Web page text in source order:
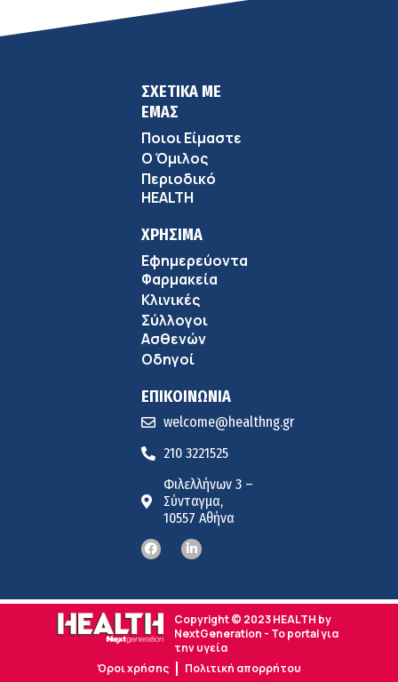
ΣΧΕΤΙΚΑ ΜΕ
ΕΜΑΣ
Ποιοι Είμαστε
Ο Όμιλος
Περιοδικό
HEALTH
ΧΡΗΣΙΜΑ
Εφημερεύοντα
Φαρμακεία
Κλινικές
Σύλλογοι
Ασθενών
Οδηγοί
ΕΠΙΚΟΙΝΩΝΙΑ
welcome@healthng.gr
210 3221525
Φιλελλήνων 3 –
Σύνταγμα,
10557 Αθήνα
Copyright © 2023 HEALTH by
NextGeneration - Το portal για
την υγεία
Όροι χρήσης
Πολιτική απορρήτου